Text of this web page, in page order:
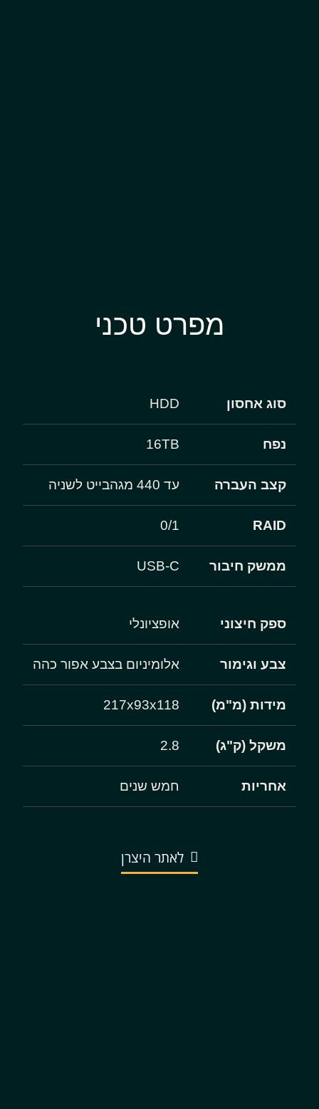
מפרט טכני
סוג אחסון HDD
נפח 16TB
קצב העברה עד 440 מגהבייט לשניה
RAID
0/1
ממשק חיבור USB-C
ספק חיצוני אופציונלי
צבע וגימור אלומיניום בצבע אפור כהה
מידות (מ"מ) 217x93x118
משקל (ק"ג) 2.8
אחריות חמש שנים
לאתר היצרן